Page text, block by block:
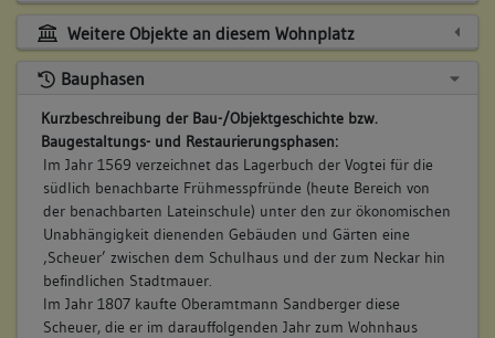
Weitere Objekte an diesem Wohnplatz
Bauphasen
Kurzbeschreibung der Bau-/Objektgeschichte bzw.
Baugestaltungs- und Restaurierungsphasen:
Im Jahr 1569 verzeichnet das Lagerbuch der Vogtei für die
südlich benachbarte Frühmesspfründe (heute Bereich von
der benachbarten Lateinschule) unter den zur ökonomischen
Unabhängigkeit dienenden Gebäuden und Gärten eine
‚Scheuer’ zwischen dem Schulhaus und der zum Neckar hin
befindlichen Stadtmauer.
Im Jahr 1807 kaufte Oberamtmann Sandberger diese
Scheuer, die er im darauffolgenden Jahr zum Wohnhaus